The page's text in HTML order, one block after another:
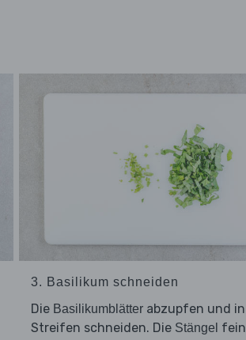
3. Basilikum schneiden
Die Basilikumblätter abzupfen und in
Streifen schneiden. Die Stängel fein